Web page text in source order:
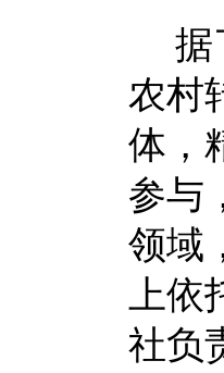
据
农村
体，
参与
领域
上
社负